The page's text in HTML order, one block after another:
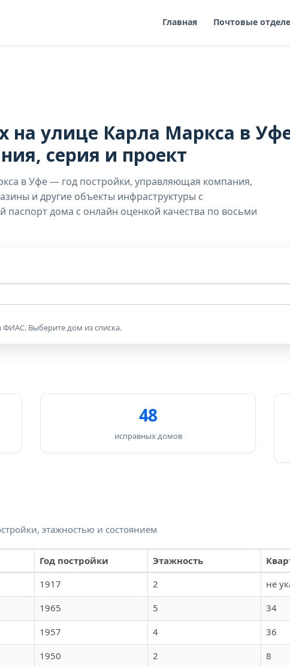
Главная Почтовые
улице Карла Маркса в
серия и проект
в Уфе — год постройки, управляющая компания,
и другие объекты инфраструктуры с
дома с онлайн оценкой качества по восьми
ФИАС. Выберите дом из списка.
48
исправных домов
этажностью и состоянием
Год постройки Этажность
1917 2 не
1965 5 34
1957 4 36
1950 2 8